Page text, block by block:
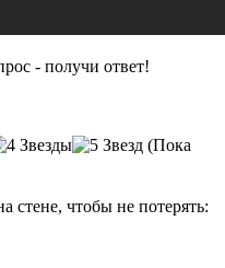
- получи ответ!
(Пока
стене, чтобы не потерять: